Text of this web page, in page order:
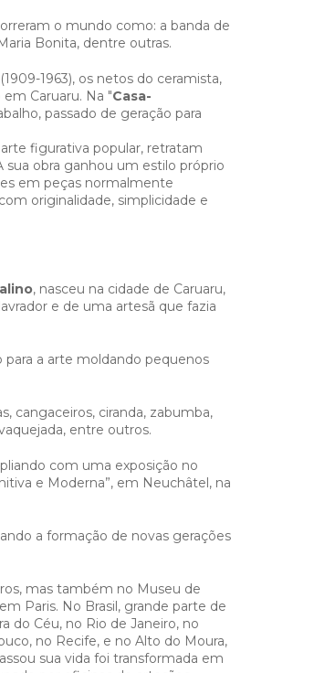
o mundo como: a banda de
Bonita, dentre outras.
(1909-1963), os netos do ceramista,
Caruaru. Na "Casa-
passado de geração para
figurativa popular, retratam
obra ganhou um estilo próprio
em peças normalmente
originalidade, simplicidade e
, nasceu na cidade de Caruaru,
e de uma artesã que fazia
para a arte moldando pequenos
cangaceiros, ciranda, zabumba,
entre outros.
com uma exposição no
e Moderna”, em Neuchâtel, na
a formação de novas gerações
mas também no Museu de
Paris. No Brasil, grande parte de
do Céu, no Rio de Janeiro, no
no Recife, e no Alto do Moura,
sua vida foi transformada em